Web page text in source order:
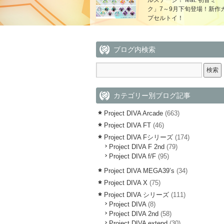
ク」7～9月下旬登場！新作
プセルトイ！
ブログ内検索
カテゴリー別ブログ記事
Project DIVA Arcade (663)
Project DIVA FT (46)
Project DIVA Fシリーズ (174)
Project DIVA F 2nd (79)
Project DIVA f/F (95)
Project DIVA MEGA39’s (34)
Project DIVA X (75)
Project DIVA シリーズ (111)
Project DIVA(8)
Project DIVA 2nd (58)